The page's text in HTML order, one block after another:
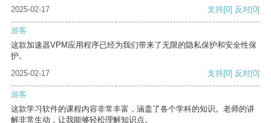
2025-02-17
支持[0] 反对[0]
游客
这款加速器VPM应用程序已经为我们带来了无限的隐私保护和安全性保
护。
2025-02-17
支持[0] 反对[0]
游客
这款学习软件的课程内容非常丰富，涵盖了各个学科的知识。老师的讲
解非常生动，让我能够轻松理解知识点。